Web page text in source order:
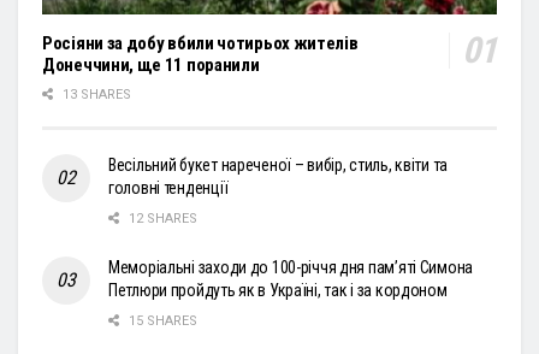
Росіяни за добу вбили чотирьох жителів
Донеччини, ще 11 поранили
13 SHARES
Весільний букет нареченої – вибір, стиль, квіти та
головні тенденції
12 SHARES
Меморіальні заходи до 100-річчя дня пам’яті Симона
Петлюри пройдуть як в Україні, так і за кордоном
15 SHARES